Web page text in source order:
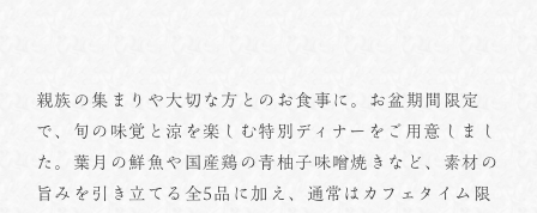
親族の集まりや大切な方とのお食事に。お盆期間限定
で、旬の味覚と涼を楽しむ特別ディナーをご用意しまし
た。葉月の鮮魚や国産鶏の青柚子味噌焼きなど、素材の
旨みを引き立てる全5品に加え、通常はカフェタイム限